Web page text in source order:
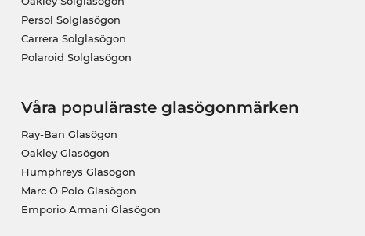
Persol Solglasögon
Carrera Solglasögon
Polaroid Solglasögon
Våra populäraste glasögonmärken
Ray-Ban Glasögon
Oakley Glasögon
Humphreys Glasögon
Marc O Polo Glasögon
Emporio Armani Glasögon